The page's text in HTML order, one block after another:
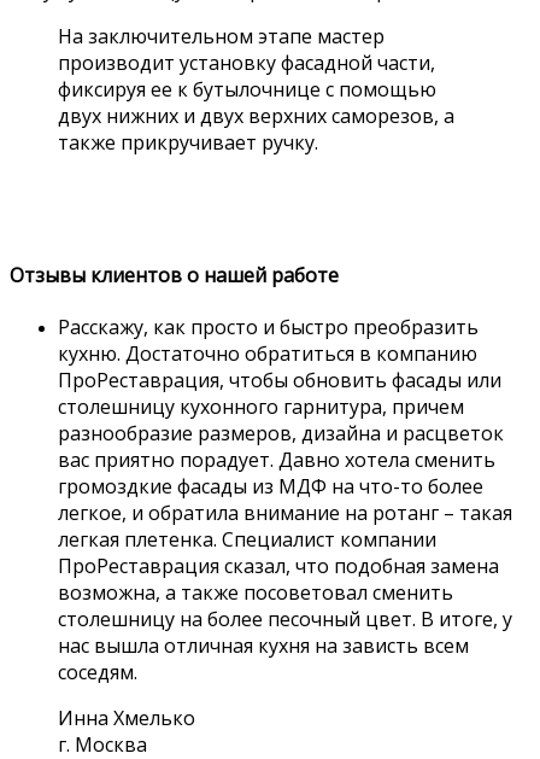
На заключительном этапе мастер
производит установку фасадной части,
фиксируя ее к бутылочнице с помощью
двух нижних и двух верхних саморезов, а
также прикручивает ручку.
Отзывы клиентов о нашей работе
Расскажу, как просто и быстро преобразить
кухню. Достаточно обратиться в компанию
ПроРеставрация, чтобы обновить фасады или
столешницу кухонного гарнитура, причем
разнообразие размеров, дизайна и расцветок
вас приятно порадует. Давно хотела сменить
громоздкие фасады из МДФ на что-то более
легкое, и обратила внимание на ротанг – такая
легкая плетенка. Специалист компании
ПроРеставрация сказал, что подобная замена
возможна, а также посоветовал сменить
столешницу на более песочный цвет. В итоге, у
нас вышла отличная кухня на зависть всем
соседям.
Инна Хмелько
г. Москва